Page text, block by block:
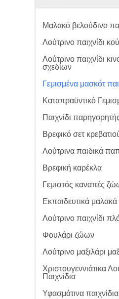
Μαλακό βελούδινο
Λούτρινο παιχνίδι
Λούτρινο παιχνίδι
σχεδίων
Γεμισμένα μασκότ
Καταπραϋντικό
Παιχνίδι
Βρεφικό σετ
Λούτρινα παιδικά
Βρεφική καρέκλα
Γεμιστός καναπές
Εκπαιδευτικά μαλακά
Λούτρινο παιχνίδι
Φουλάρι ζώων
Λούτρινο μαξιλάρι
Χριστουγεννιάτικα
Παιχνίδια
Υφασμάτινα